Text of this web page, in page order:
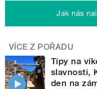
Jak nás
VÍCE Z POŘADU
Tipy na
slavnosti,
den na